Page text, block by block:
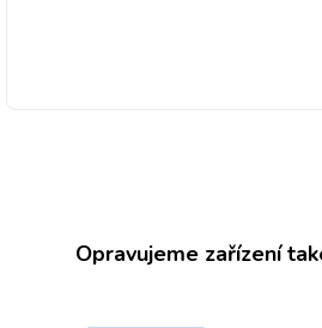
Opravujeme zařízení